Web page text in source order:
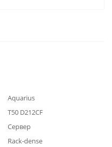
Aquarius
T50 D212CF
Сервер
Rack-dense